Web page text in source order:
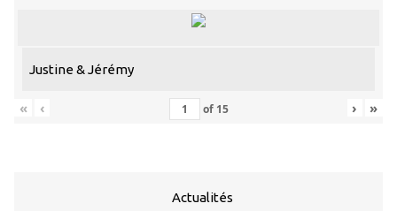
Justine & Jérémy
« ‹ of 15 › »
Actualités